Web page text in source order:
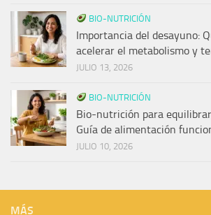
BIO-NUTRICIÓN
Importancia del desayuno:
acelerar el metabolismo y
JULIO 13, 2026
BIO-NUTRICIÓN
Bio-nutrición para
Guía de alimentación
JULIO 10, 2026
MÁS